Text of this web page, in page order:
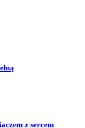
z sercem